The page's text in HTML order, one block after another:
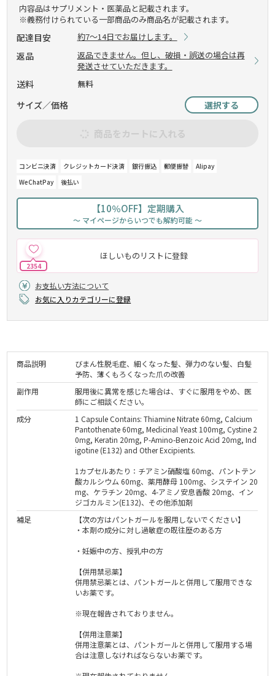
内容品はサプリメント・医薬品と記載されます。
※義務付けられている一部商品のみ商品名が記載されます。
配達目安 約7～14日でお届けします。
返品
返品できません。但し、破損・誤送の場合は再
発送させていただきます。
送料 無料
サイズ／価格 選択する
商品をカートに入れる
コンビニ決済 クレジットカード決済 銀行振込 郵便振替
Alipay
WeChatPay
後払い
【10％OFF】定期購入
～ マイページからいつでも解約可能 ～
ほしいものリストに登録
2354
お支払い方法について
お気に入りカテゴリーに登録
商品説明
びまん性脱毛症、細くなった髪、弾力のない髪、白髪
予防、薄くもろくなった爪の改善
副作用
服用後に異常を感じた場合は、すぐに服用をやめ、医
師にご相談ください。
成分
1 Capsule Contains: Thiamine Nitrate 60mg, Calcium
Pantothenate 60mg, Medicinal Yeast 100mg, Cystine 2
0mg, Keratin 20mg, P-Amino-Benzoic Acid 20mg, Ind
igotine (E132) and Other Excipients.
1カプセルあたり：チアミン硝酸塩 60mg、パントテン
酸カルシウム 60mg、薬用酵母 100mg、システイン 20
mg、ケラチン 20mg、4-アミノ安息香酸 20mg、イン
ジゴカルミン(E132)、その他添加剤
補足
【次の方はパントガールを服用しないでください】
・本剤の成分に対し過敏症の既往歴のある方
・妊娠中の方、授乳中の方
【併用禁忌薬】
併用禁忌薬とは、パントガールと併用して服用できな
いお薬です。
※現在報告されておりません。
【併用注意薬】
併用注意薬とは、パントガールと併用して服用する場
合は注意しなければならないお薬です。